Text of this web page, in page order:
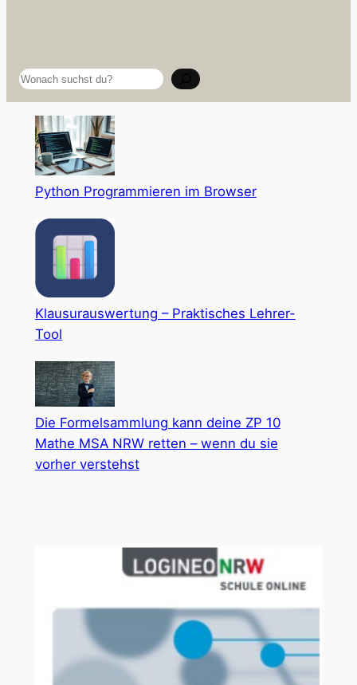
Suchen
Python Programmieren im Browser
Klausurauswertung – Praktisches Lehrer-
Tool
Die Formelsammlung kann deine ZP 10
Mathe MSA NRW retten – wenn du sie
vorher verstehst